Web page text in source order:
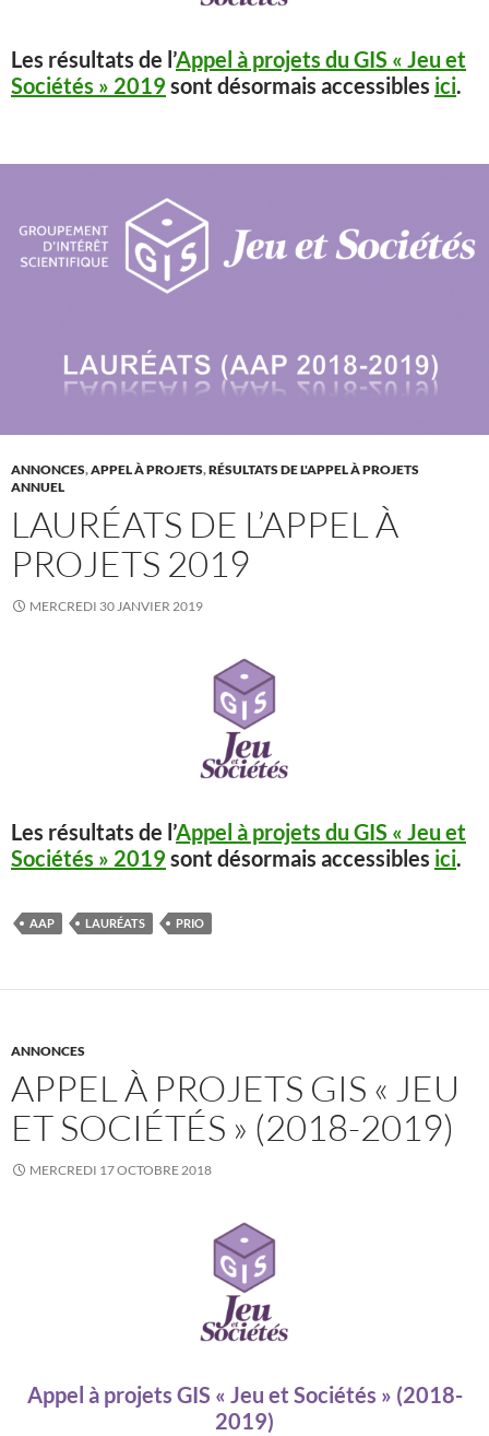
Les résultats de l’Appel à projets du GIS « Jeu et
Sociétés » 2019 sont désormais accessibles ici.
ANNONCES,APPEL À PROJETS,RÉSULTATS DE L'APPEL À PROJETS
ANNUEL
LAURÉATS DE L’APPEL À
PROJETS 2019
MERCREDI 30 JANVIER 2019
Les résultats de l’Appel à projets du GIS « Jeu et
Sociétés » 2019 sont désormais accessibles ici.
AAP LAURÉATS PRIO
ANNONCES
APPEL À PROJETS GIS « JEU
ET SOCIÉTÉS » (2018-2019)
MERCREDI 17 OCTOBRE 2018
Appel à projets GIS « Jeu et Sociétés » (2018-
2019)